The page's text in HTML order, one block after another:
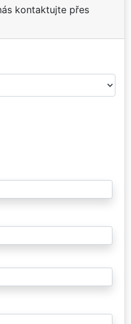
kontaktujte přes